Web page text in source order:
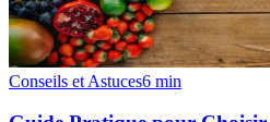
Conseils et Astuces6 min